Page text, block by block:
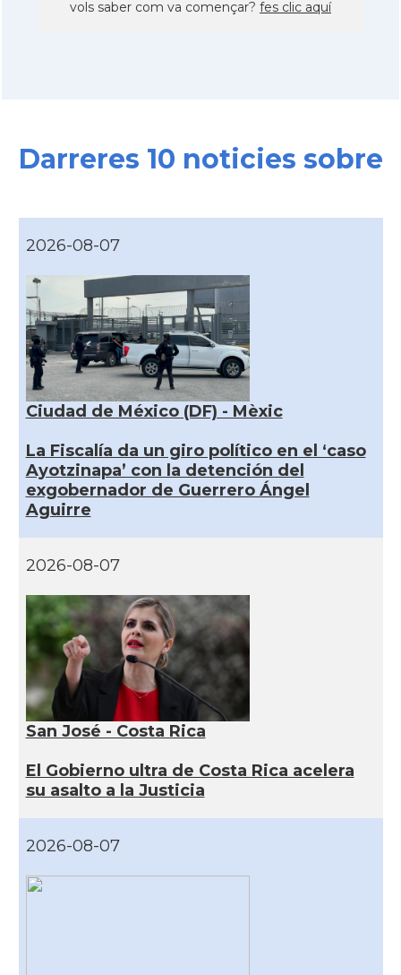
vols saber com va començar? fes clic aquí
Darreres 10 noticies sobre
2026-08-07
Ciudad de México (DF) - Mèxic
La Fiscalía da un giro político en el ‘caso
Ayotzinapa’ con la detención del
exgobernador de Guerrero Ángel
Aguirre
2026-08-07
San José - Costa Rica
El Gobierno ultra de Costa Rica acelera
su asalto a la Justicia
2026-08-07